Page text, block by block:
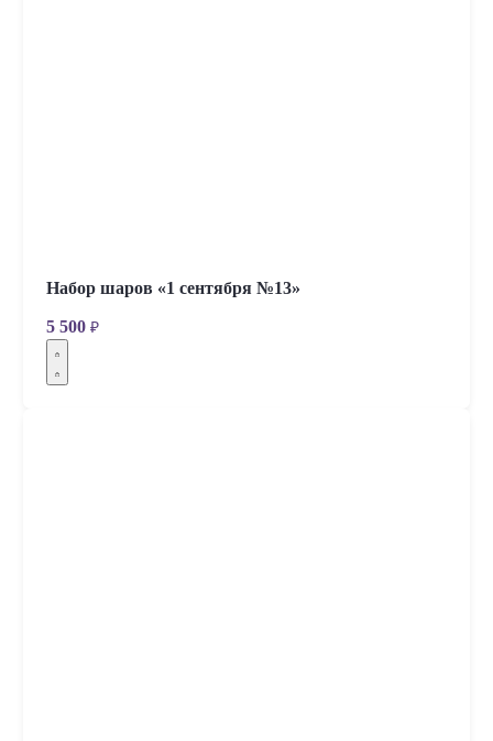
Набор шаров «1 сентября №13»
5 500 ₽